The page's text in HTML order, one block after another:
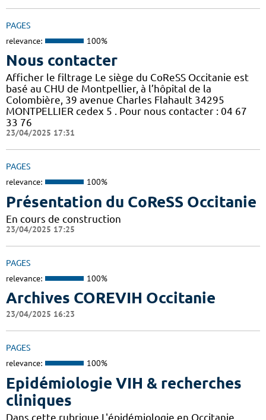
PAGES
relevance: 100%
Nous contacter
Afficher le filtrage Le siège du CoReSS Occitanie est
basé au CHU de Montpellier, à l’hôpital de la
Colombière, 39 avenue Charles Flahault 34295
MONTPELLIER cedex 5 . Pour nous contacter : 04 67
33 76
23/04/2025 17:31
PAGES
relevance: 100%
Présentation du CoReSS Occitanie
En cours de construction
23/04/2025 17:25
PAGES
relevance: 100%
Archives COREVIH Occitanie
23/04/2025 16:23
PAGES
relevance: 100%
Epidémiologie VIH & recherches
cliniques
Dans cette rubrique L'épidémiologie en Occitanie